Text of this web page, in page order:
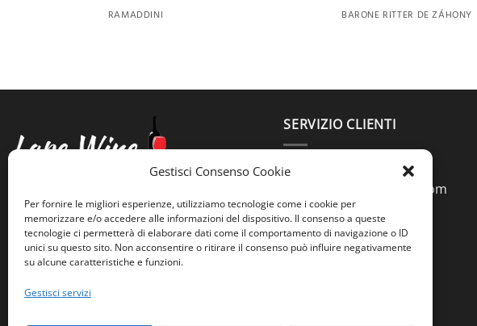
Gestisci Consenso Cookie
Per fornire le migliori esperienze, utilizziamo tecnologie come i cookie per
memorizzare e/o accedere alle informazioni del dispositivo. Il consenso a queste
tecnologie ci permetterà di elaborare dati come il comportamento di navigazione o ID
unici su questo sito. Non acconsentire o ritirare il consenso può influire negativamente
su alcune caratteristiche e funzioni.
Gestisci servizi
RAMADDINI BARONE RITTER DE ZÁHONY
Lape Wine
Largo Trionfale 7
Roma, 00195
SERVIZIO CLIENTI
3664425399
lapertosa.wine@gmail.com